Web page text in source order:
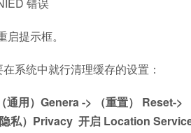
提示框。
系统中就行清理缓存的设置：
通用）Genera -> （重置） Reset-
隐私）Privacy 开启 Location